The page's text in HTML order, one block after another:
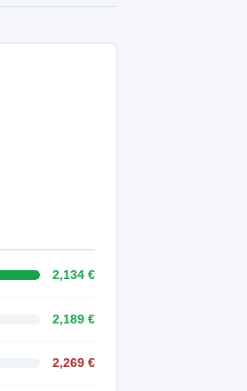
2,134 €
2,189 €
2,269 €